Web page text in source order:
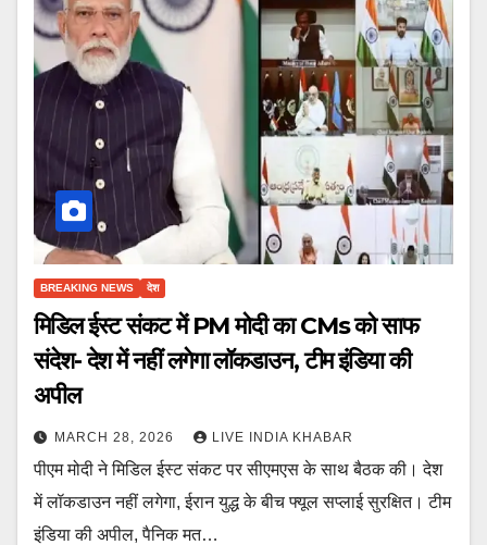
BREAKING NEWS देश
मिडिल ईस्ट संकट में PM मोदी का CMs को साफ
संदेश- देश में नहीं लगेगा लॉकडाउन, टीम इंडिया की
अपील
MARCH 28, 2026 LIVE INDIA KHABAR
पीएम मोदी ने मिडिल ईस्ट संकट पर सीएमएस के साथ बैठक की। देश
में लॉकडाउन नहीं लगेगा, ईरान युद्ध के बीच फ्यूल सप्लाई सुरक्षित। टीम
इंडिया की अपील, पैनिक मत…